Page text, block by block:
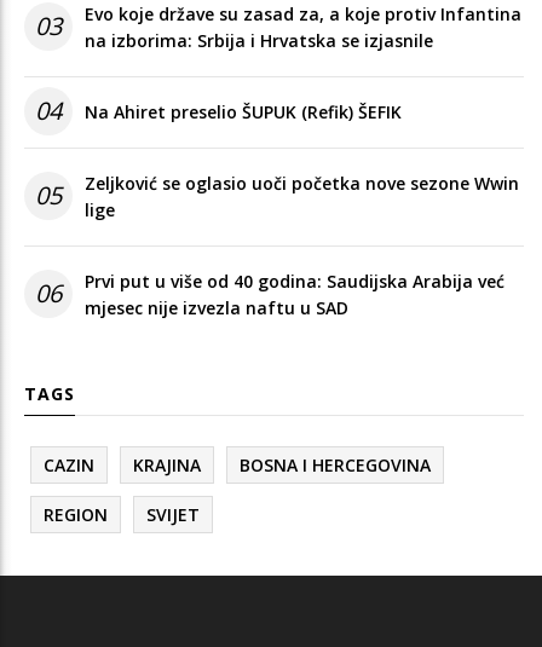
03
Evo koje države su zasad za, a koje protiv Infantina
na izborima: Srbija i Hrvatska se izjasnile
04 Na Ahiret preselio ŠUPUK (Refik) ŠEFIK
05
Zeljković se oglasio uoči početka nove sezone Wwin
lige
06
Prvi put u više od 40 godina: Saudijska Arabija već
mjesec nije izvezla naftu u SAD
TAGS
CAZIN KRAJINA BOSNA I HERCEGOVINA
REGION SVIJET